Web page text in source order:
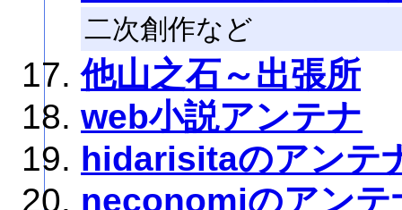
二次創作など
他山之石～出張所
web小説アンテナ
hidarisitaのアンテ
neconomiのアンテ